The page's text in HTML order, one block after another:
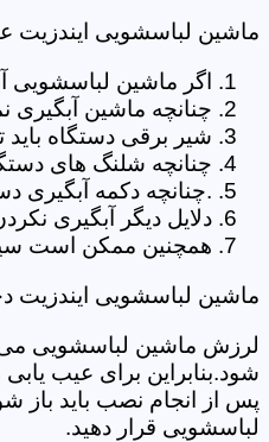
ماشین لباسشویی ایندزیت
اگر ماشین لباسشویی
چنانچه ماشین آبگیری
شیر برقی دستگاه
چنانچه شلنگ های
.چنانچه دکمه آبگیری
دلایل دیگر آبگیری
همچنین ممکن است
ماشین لباسشویی
لرزش ماشین لباسشویی می
شود.بنابراین برای عیب
پس از انجام نصب باید باز
لباسشویی قرار دهید.